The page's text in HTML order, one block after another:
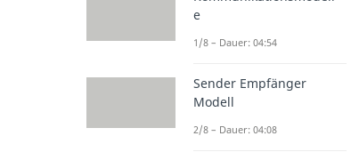
e
1/8 – Dauer: 04:54
Sender Empfänger
Modell
2/8 – Dauer: 04:08